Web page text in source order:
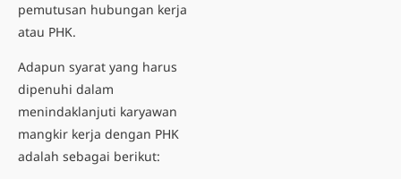
pemutusan hubungan kerja
atau PHK.
Adapun syarat yang harus
dipenuhi dalam
menindaklanjuti karyawan
mangkir kerja dengan PHK
adalah sebagai berikut: